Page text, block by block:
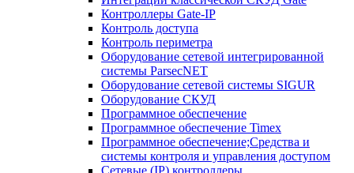
Контроллеры Gate-IP
Контроль доступа
Контроль периметра
Оборудование сетевой интегрированной
системы ParsecNET
Оборудование сетевой системы SIGUR
Оборудование СКУД
Программное обеспечение
Программное обеспечение Timex
Программное обеспечение;Средства и
системы контроля и управления доступом
Сетевые (IP) контроллеры